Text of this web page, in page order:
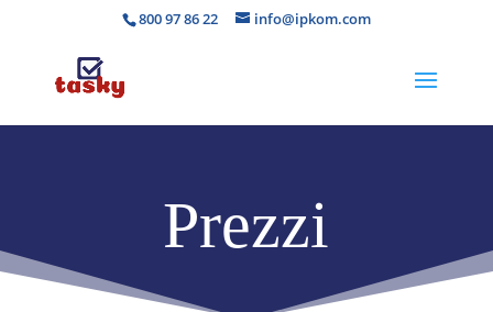
800 97 86 22 info@ipkom.com
Prezzi